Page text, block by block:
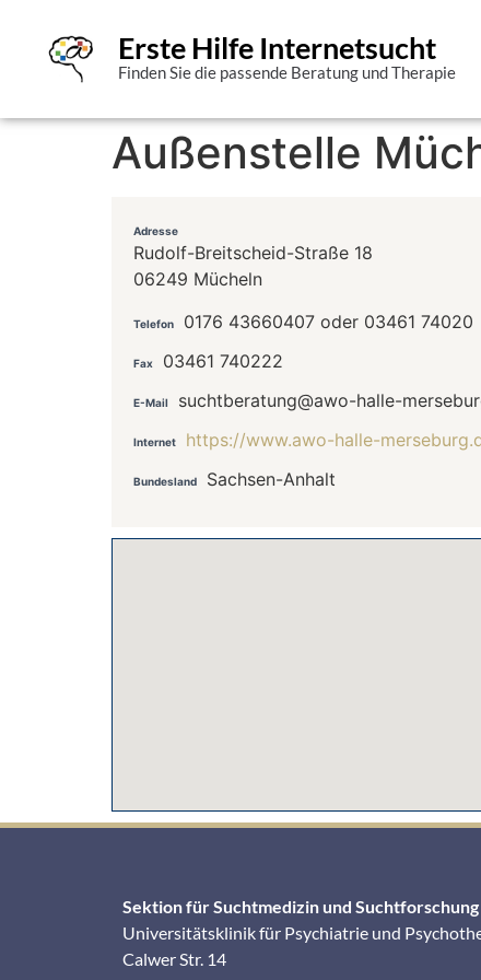
Erste Hilfe Internetsucht
Finden Sie die passende Beratung und Therapie
Außenstelle
Adresse
Rudolf-Breitscheid-Straße 18
06249 Mücheln
Telefon 0176 43660407 oder 03461 74020
Fax 03461 740222
E-Mail suchtberatung@awo-halle-
Internet https://www.awo-halle-
Bundesland Sachsen-Anhalt
Sektion für Suchtmedizin und Suchtforschung
Universitätsklinik für Psychiatrie und
Calwer Str. 14